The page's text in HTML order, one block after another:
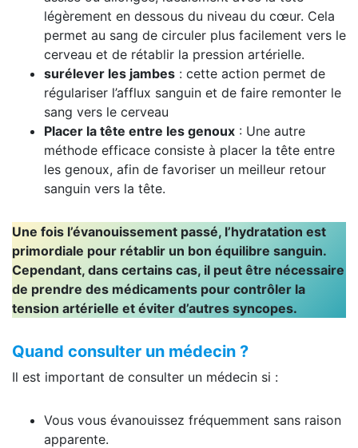
légèrement en dessous du niveau du cœur. Cela
permet au sang de circuler plus facilement vers le
cerveau et de rétablir la pression artérielle.
surélever les jambes : cette action permet de
régulariser l’afflux sanguin et de faire remonter le
sang vers le cerveau
Placer la tête entre les genoux : Une autre
méthode efficace consiste à placer la tête entre
les genoux, afin de favoriser un meilleur retour
sanguin vers la tête.
Une fois l’évanouissement passé, l’hydratation est
primordiale pour rétablir un bon équilibre sanguin.
Cependant, dans certains cas, il peut être nécessaire
de prendre des médicaments pour contrôler la
tension artérielle et éviter d’autres syncopes.
Quand consulter un médecin ?
Il est important de consulter un médecin si :
Vous vous évanouissez fréquemment sans raison
apparente.